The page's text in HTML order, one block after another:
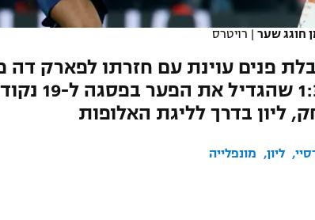
חוגג שער | רויטרס
פנים עוינת עם חזרתו לפארק דה
דמבלה שוב כבש ב-
ליון בדרך לליגת האלופות
ליון מונפלייה